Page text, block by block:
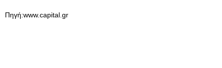
Πηγή:www.capital.gr